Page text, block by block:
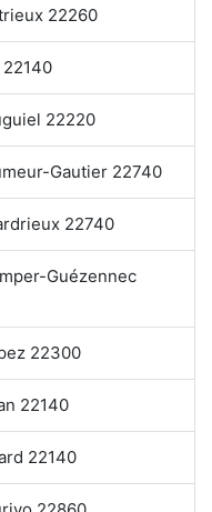
22260
22220
Gautier 22740
22740
Guézennec
22300
22140
22140